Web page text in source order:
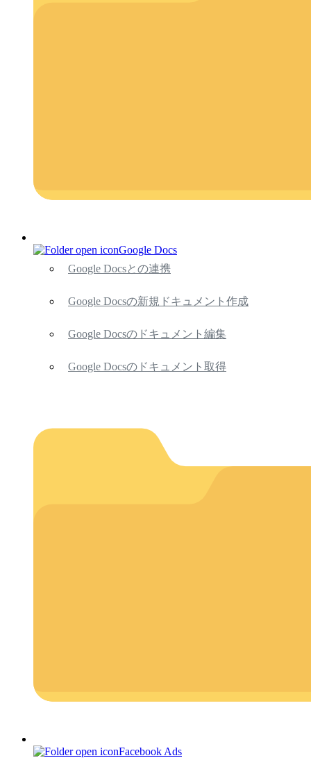
Google Docs
Google Docsとの連携
Google Docsの新規ドキュメント作成
Google Docsのドキュメント編集
Google Docsのドキュメント取得
Facebook Ads